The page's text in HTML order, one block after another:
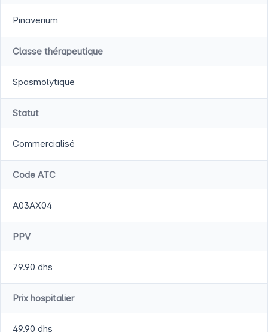
Pinaverium
Classe thérapeutique
Spasmolytique
Statut
Commercialisé
Code ATC
A03AX04
PPV
79.90 dhs
Prix hospitalier
49.90 dhs